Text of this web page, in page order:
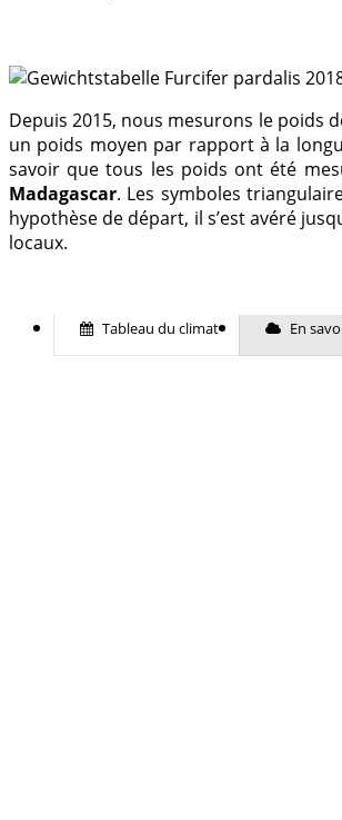
Depuis 2015, nous mesurons le poids
un poids moyen par rapport à la
savoir que tous les poids ont été
Madagascar. Les symboles
hypothèse de départ, il s’est avéré
locaux.
Tableau du climat En